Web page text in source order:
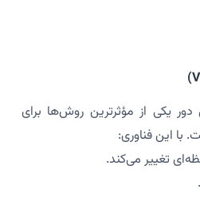
دور یکی از مؤثرترین روش‌ها برای
این فناوری:
تغییر می‌کند.